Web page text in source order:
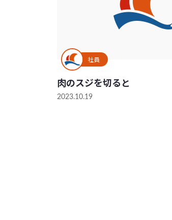
社員
肉のスジを切ると
2023.10.19